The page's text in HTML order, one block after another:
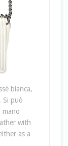
bianca,
Si può
mano
with
as a